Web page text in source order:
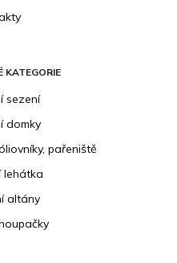
KATEGORIE
sezení
domky
pařeniště
lehátka
altány